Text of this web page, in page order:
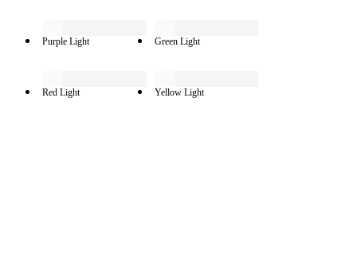
Purple Light Green Light
Red Light Yellow Light